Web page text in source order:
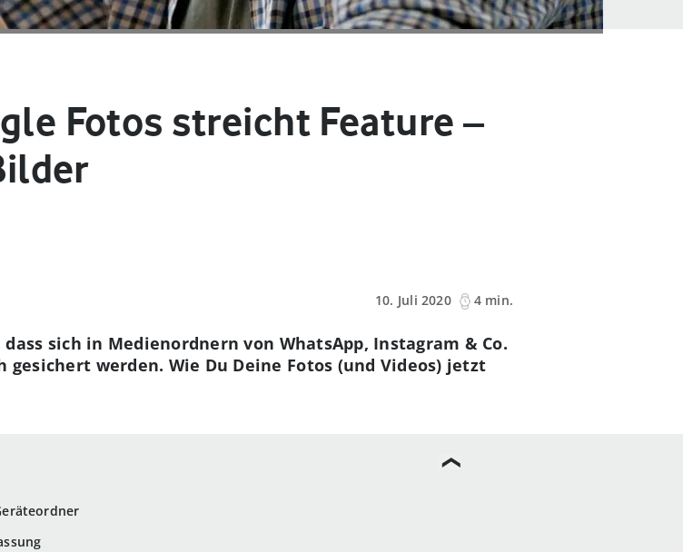
Fotos streicht Feature –
10. Juli 2020
4 min.
sich in Medienordnern von WhatsApp, Instagram & Co.
werden. Wie Du Deine Fotos (und Videos) jetzt